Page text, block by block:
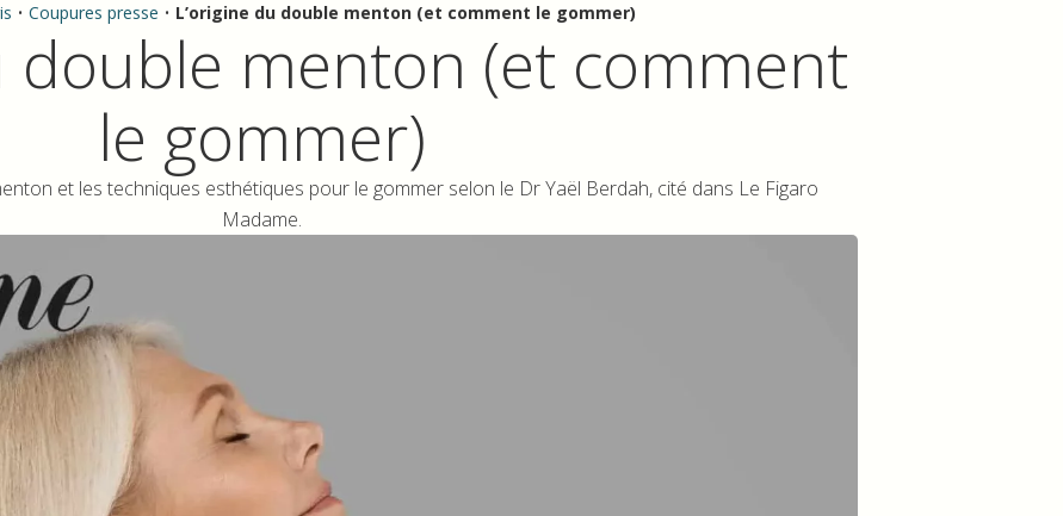
• Coupures presse • L’origine du double menton (et comment le gommer)
double menton (et comment
le gommer)
et les techniques esthétiques pour le gommer selon le Dr Yaël Berdah, cité dans Le Figaro
Madame.